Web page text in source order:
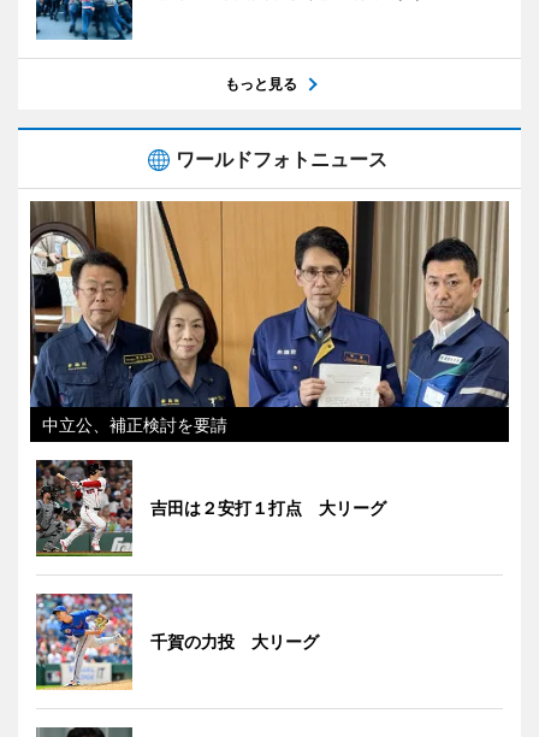
もっと見る
ワールドフォトニュース
中立公、補正検討を要請
吉田は２安打１打点 大リーグ
千賀の力投 大リーグ